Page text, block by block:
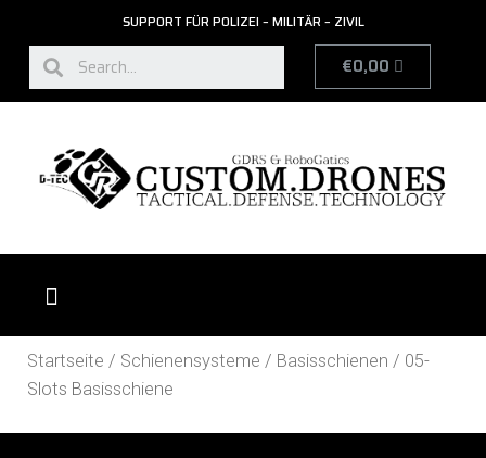
SUPPORT FÜR POLIZEI – MILITÄR – ZIVIL
€0,00
Startseite / Schienensysteme / Basisschienen / 05-
Slots Basisschiene